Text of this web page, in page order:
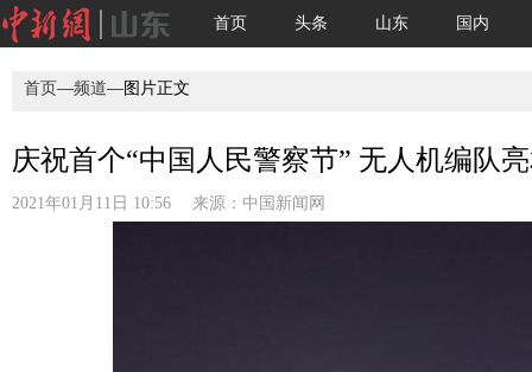
首页 头条 山东 国内
首页—频道—图片正文
庆祝首个“中国人民警察节” 无人机编队
2021年01月11日 10:56 来源： 中国新闻网